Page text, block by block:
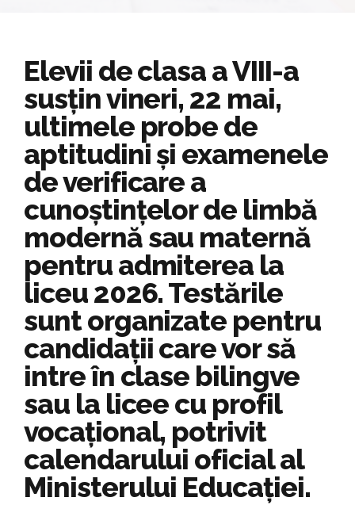
Elevii de clasa a VIII-a
susțin vineri, 22 mai,
ultimele probe de
aptitudini și examenele
de verificare a
cunoștințelor de limbă
modernă sau maternă
pentru admiterea la
liceu 2026. Testările
sunt organizate pentru
candidații care vor să
intre în clase bilingve
sau la licee cu profil
vocațional, potrivit
calendarului oficial al
Ministerului Educației.